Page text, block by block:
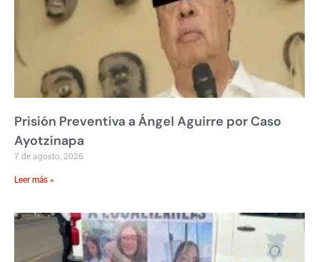
Prisión Preventiva a Ángel Aguirre por Caso
Ayotzinapa
7 de agosto, 2026
Leer más »